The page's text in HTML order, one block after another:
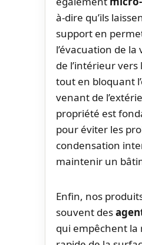
à-dire qu’ils
support en
l’évacuation de la
de l’intérieur vers
tout en bloquant
venant de
propriété est
pour éviter les
condensation
maintenir un
Enfin, nos
souvent des
qui empêchent la